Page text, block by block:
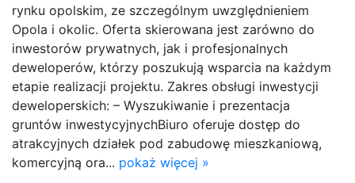
rynku opolskim, ze szczególnym uwzględnieniem
Opola i okolic. Oferta skierowana jest zarówno do
inwestorów prywatnych, jak i profesjonalnych
deweloperów, którzy poszukują wsparcia na każdym
etapie realizacji projektu. Zakres obsługi inwestycji
deweloperskich: – Wyszukiwanie i prezentacja
gruntów inwestycyjnychBiuro oferuje dostęp do
atrakcyjnych działek pod zabudowę mieszkaniową,
komercyjną ora... pokaż więcej »